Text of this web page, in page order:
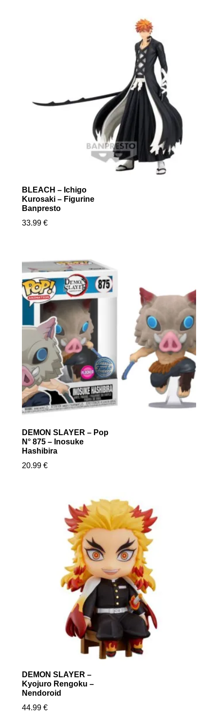
BLEACH – Ichigo
Kurosaki – Figurine
Banpresto
33.99 €
DEMON SLAYER – Pop
N° 875 – Inosuke
Hashibira
20.99 €
DEMON SLAYER –
Kyojuro Rengoku –
Nendoroid
44.99 €